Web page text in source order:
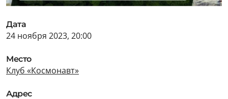
Дата
24 ноября 2023, 20:00
Место
Клуб «Космонавт»
Адрес